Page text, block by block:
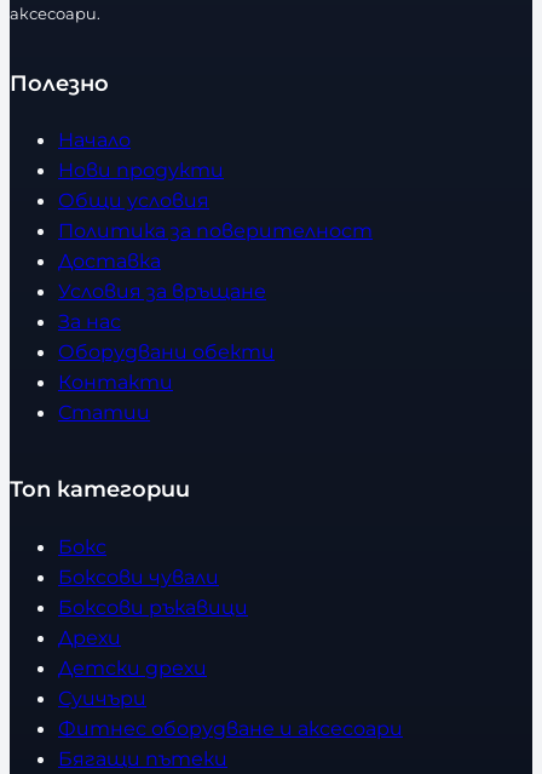
аксесоари.
Полезно
Начало
Нови продукти
Общи условия
Политика за поверителност
Доставка
Условия за връщане
За нас
Оборудвани обекти
Контакти
Статии
Топ категории
Бокс
Боксови чували
Боксови ръкавици
Дрехи
Детски дрехи
Суичъри
Фитнес оборудване и аксесоари
Бягащи пътеки